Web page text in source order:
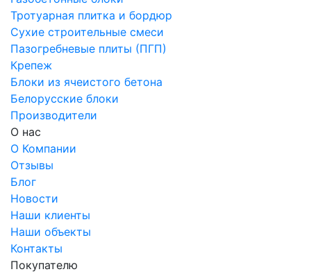
Тротуарная плитка и бордюр
Сухие строительные смеси
Пазогребневые плиты (ПГП)
Крепеж
Блоки из ячеистого бетона
Белорусские блоки
Производители
О нас
О Компании
Отзывы
Блог
Новости
Наши клиенты
Наши объекты
Контакты
Покупателю